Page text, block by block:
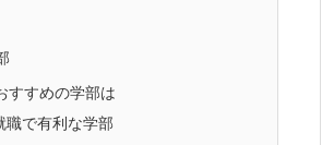
すすめの学部は
職で有利な学部